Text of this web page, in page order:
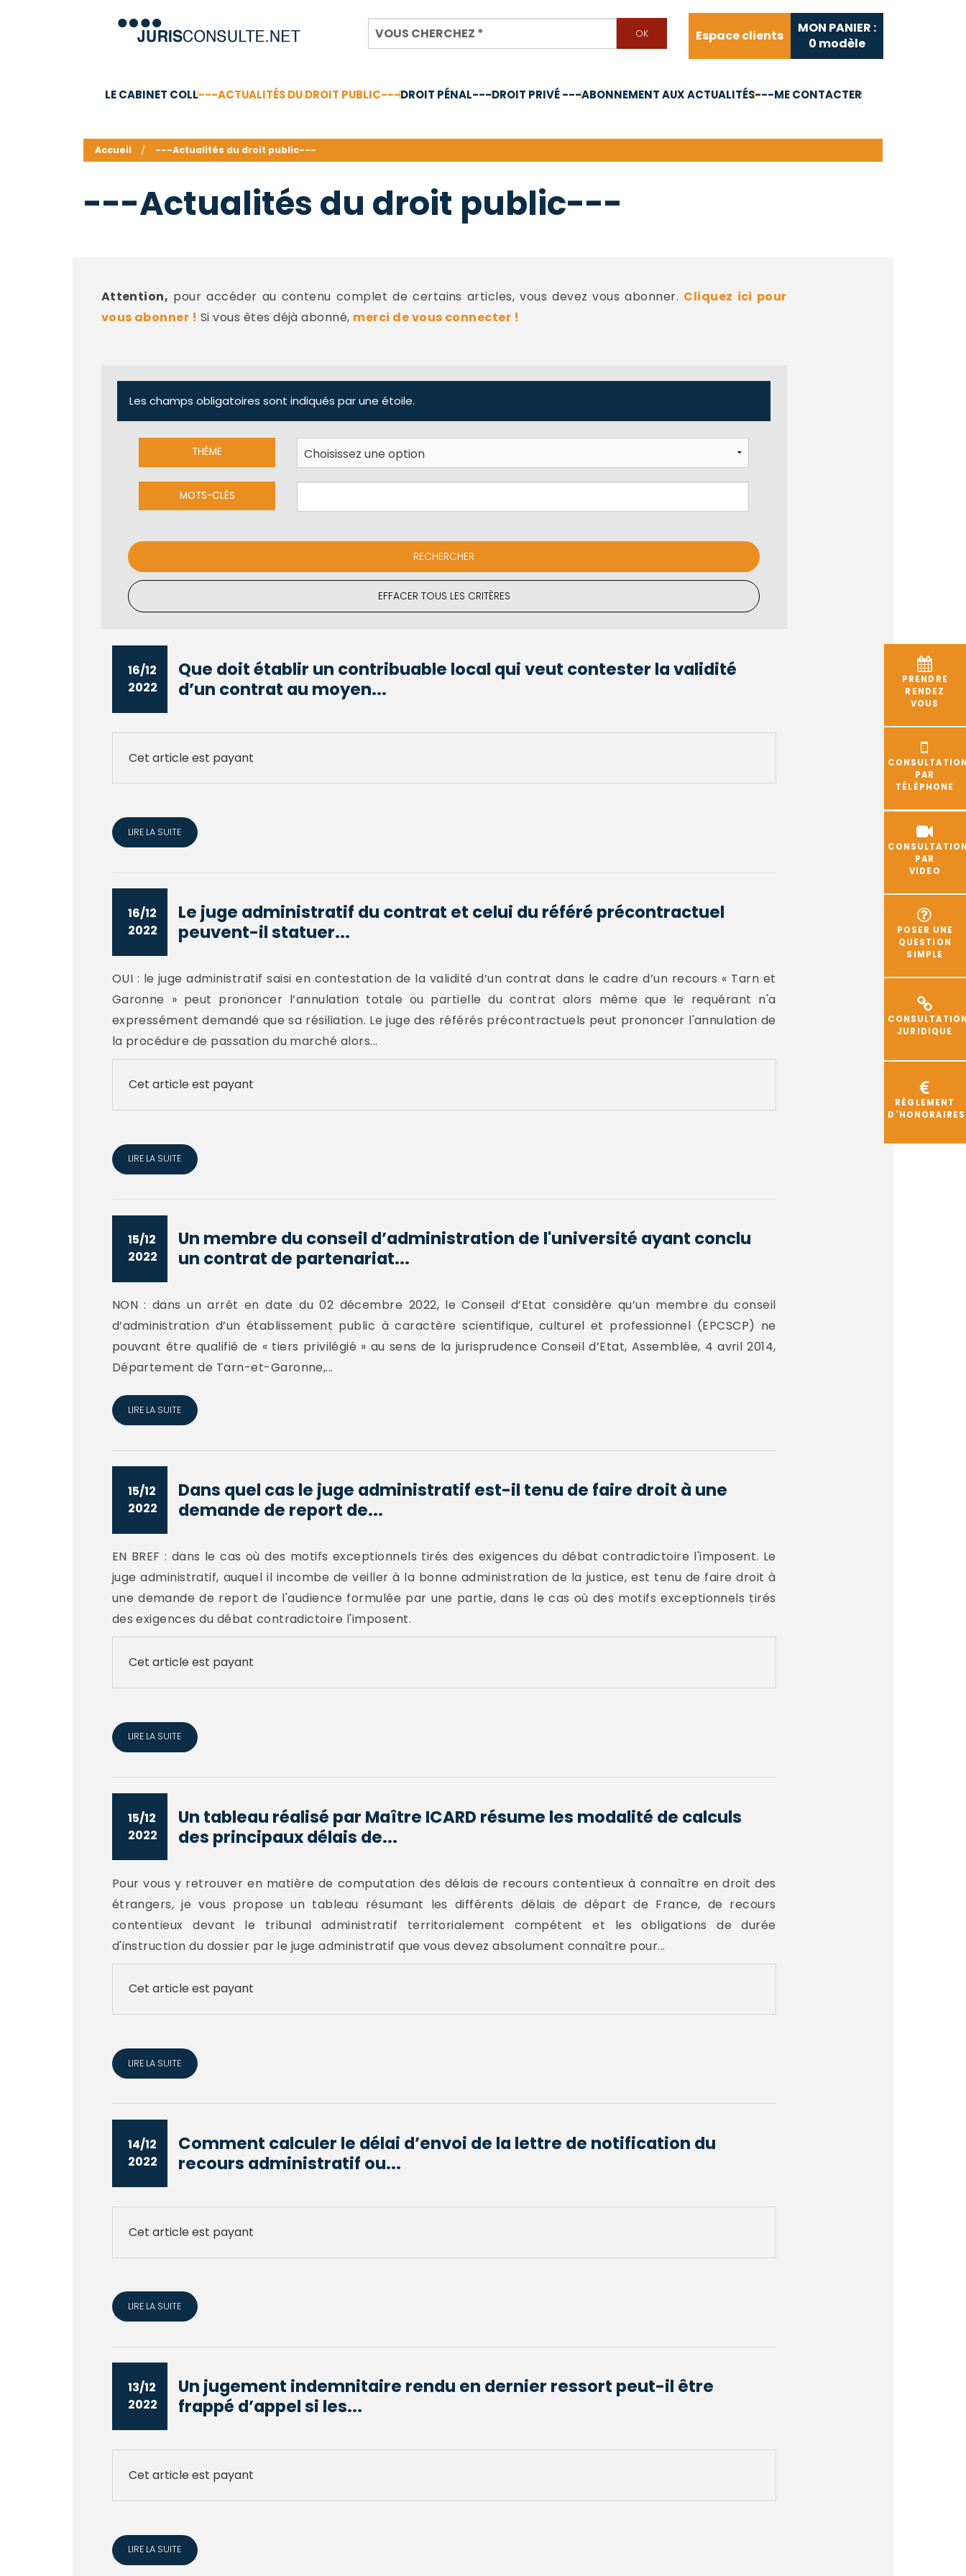
Espace clients
MON PANIER :
0 modèle
LE CABINET COLL---ACTUALITÉS DU DROIT PUBLIC---DROIT PÉNAL---DROIT PRIVÉ ---ABONNEMENT AUX ACTUALITÉS---ME CONTACTER
PRENDRE
RENDEZ
VOUS
PAR
TÉLÉPHONE
PAR
VIDEO
POSER UNE
QUESTION
SIMPLE
JURIDIQUE
RÈGLEMENT
D'HONORAIRES
Accueil ---Actualités du droit public---
---Actualités du droit public---
Attention, pour accéder au contenu complet de certains articles, vous devez vous abonner. Cliquez ici pour
vous abonner ! Si vous êtes déjà abonné, merci de vous connecter !
Les champs obligatoires sont indiqués par une étoile.
THÈME
MOTS-CLÉS
EFFACER TOUS LES CRITÈRES
16/12
2022
Que doit établir un contribuable local qui veut contester la validité
d’un contrat au moyen...
Cet article est payant
LIRE LA SUITE
16/12
2022
Le juge administratif du contrat et celui du référé précontractuel
peuvent-il statuer...
OUI : le juge administratif saisi en contestation de la validité d’un contrat dans le cadre d’un recours « Tarn et
Garonne » peut prononcer l’annulation totale ou partielle du contrat alors même que le requérant n'a
expressément demandé que sa résiliation. Le juge des référés précontractuels peut prononcer l'annulation de
la procédure de passation du marché alors...
Cet article est payant
LIRE LA SUITE
15/12
2022
Un membre du conseil d’administration de l'université ayant conclu
un contrat de partenariat...
NON : dans un arrêt en date du 02 décembre 2022, le Conseil d’Etat considère qu’un membre du conseil
d’administration d’un établissement public à caractère scientifique, culturel et professionnel (EPCSCP) ne
pouvant être qualifié de « tiers privilégié » au sens de la jurisprudence Conseil d’Etat, Assemblée, 4 avril 2014,
Département de Tarn-et-Garonne,...
LIRE LA SUITE
15/12
2022
Dans quel cas le juge administratif est-il tenu de faire droit à une
demande de report de...
EN BREF : dans le cas où des motifs exceptionnels tirés des exigences du débat contradictoire l'imposent. Le
juge administratif, auquel il incombe de veiller à la bonne administration de la justice, est tenu de faire droit à
une demande de report de l'audience formulée par une partie, dans le cas où des motifs exceptionnels tirés
des exigences du débat contradictoire l'imposent.
Cet article est payant
LIRE LA SUITE
15/12
2022
Un tableau réalisé par Maître ICARD résume les modalité de calculs
des principaux délais de...
Pour vous y retrouver en matière de computation des délais de recours contentieux à connaître en droit des
étrangers, je vous propose un tableau résumant les différents délais de départ de France, de recours
contentieux devant le tribunal administratif territorialement compétent et les obligations de durée
d'instruction du dossier par le juge administratif que vous devez absolument connaître pour...
Cet article est payant
LIRE LA SUITE
14/12
2022
Comment calculer le délai d’envoi de la lettre de notification du
recours administratif ou...
Cet article est payant
LIRE LA SUITE
13/12
2022
Un jugement indemnitaire rendu en dernier ressort peut-il être
frappé d’appel si les...
Cet article est payant
LIRE LA SUITE